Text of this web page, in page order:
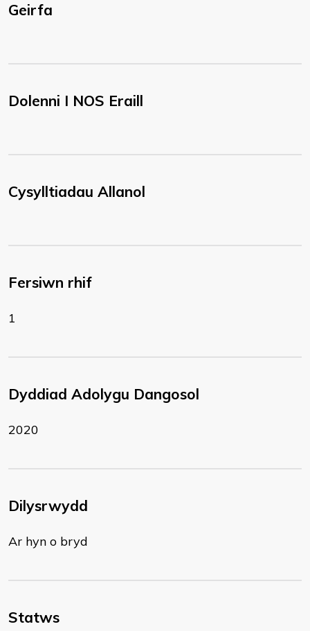
Geirfa
Dolenni I NOS Eraill
Cysylltiadau Allanol
Fersiwn rhif
1
Dyddiad Adolygu Dangosol
2020
Dilysrwydd
Ar hyn o bryd
Statws